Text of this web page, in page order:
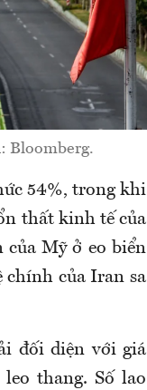
Bloomberg.
54%, trong khi
thất kinh tế của
của Mỹ ở eo biển
chính của Iran sa
đối diện với giá
thang. Số lao